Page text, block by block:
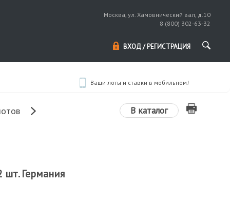
Москва, ул. Хамовнический вал, д.10
8 (800) 302-63-32
ВХОД / РЕГИСТРАЦИЯ
Ваши лоты и ставки в мобильном!
В каталог
шт. Германия